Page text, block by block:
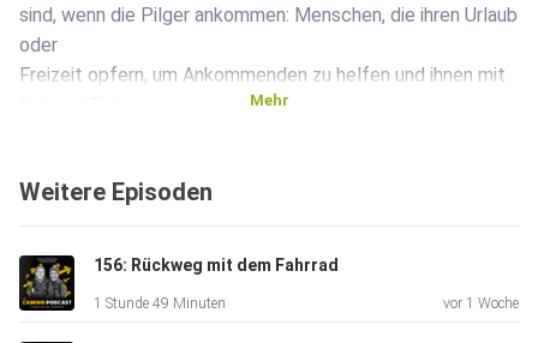
sind, wenn die Pilger ankommen: Menschen, die ihren Urlaub
oder
Freizeit opfern, um Ankommenden zu helfen und ihnen mit
der für die deutsche Pilgerseelsorge in Santiago arbeitet
spannende Zeit hat. Im Gespräch erzählt der Baden-
Württemberger
auch, warum! Wenn Du den Camino-Podcast unterstützen
Mehr
Weitere Episoden
156: Rückweg mit dem Fahrrad
1 Stunde 49 Minuten vor 1 Woche